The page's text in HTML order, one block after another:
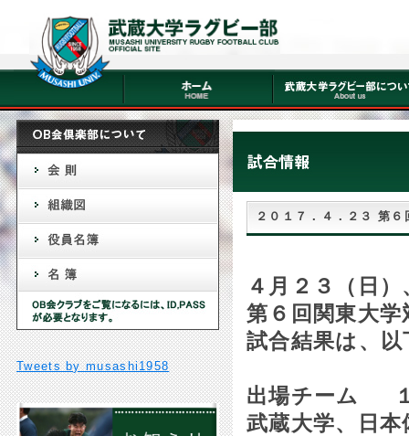
２０１７．４．２３ 第
４月２３
（日
第６回関東大
試合結果は、
出場チーム
武蔵大学、日
Tweets by musashi1958